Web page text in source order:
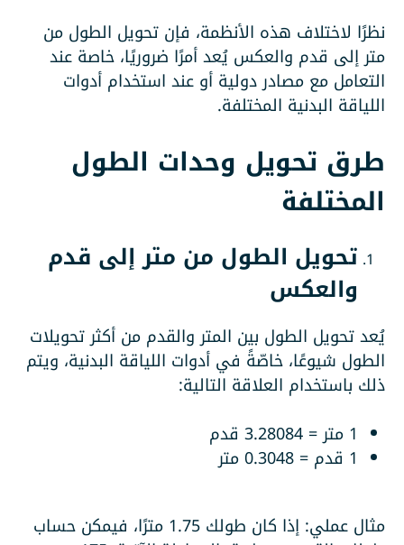
نظرًا لاختلاف هذه الأنظمة، فإن تحويل الطول من
متر إلى قدم والعكس يُعد أمرًا ضروريًا، خاصة عند
التعامل مع مصادر دولية أو عند استخدام أدوات
اللياقة البدنية المختلفة.
طرق تحويل وحدات الطول
المختلفة
تحويل الطول من متر إلى قدم
والعكس
يُعد تحويل الطول بين المتر والقدم من أكثر تحويلات
الطول شيوعًا، خاصّةً في أدوات اللياقة البدنية، ويتم
ذلك باستخدام العلاقة التالية:
1 متر = 3.28084 قدم
1 قدم = 0.3048 متر
مثال عملي: إذا كان طولك 1.75 مترًا، فيمكن حساب